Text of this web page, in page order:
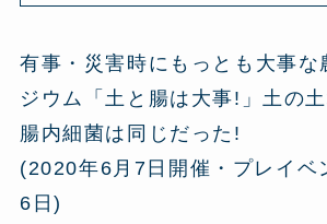
有事・災害時にもっとも大事な
ジウム「土と腸は大事!」土の
腸内細菌は同じだった!
(2020年6月7日開催・プレイベ
6日)